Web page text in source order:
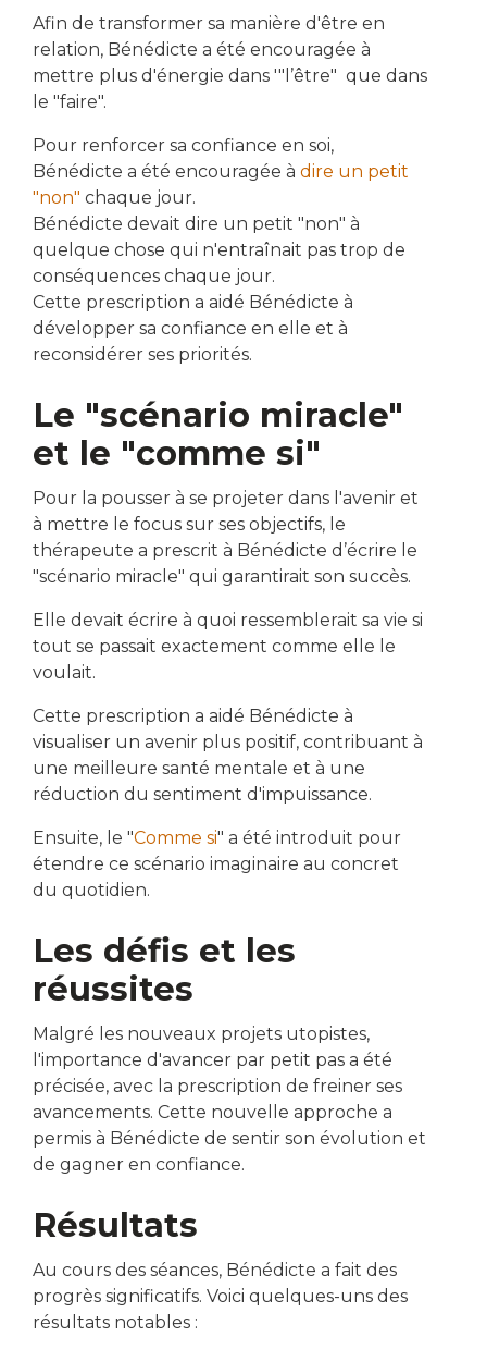
Afin de transformer sa manière d'être en
relation, Bénédicte a été encouragée à
mettre plus d'énergie dans '"l’être" que dans
le "faire".
Pour renforcer sa confiance en soi,
Bénédicte a été encouragée à dire un petit
"non" chaque jour.
Bénédicte devait dire un petit "non" à
quelque chose qui n'entraînait pas trop de
conséquences chaque jour.
Cette prescription a aidé Bénédicte à
développer sa confiance en elle et à
reconsidérer ses priorités.
Le "scénario miracle"
et le "comme si"
Pour la pousser à se projeter dans l'avenir et
à mettre le focus sur ses objectifs, le
thérapeute a prescrit à Bénédicte d’écrire le
"scénario miracle" qui garantirait son succès.
Elle devait écrire à quoi ressemblerait sa vie si
tout se passait exactement comme elle le
voulait.
Cette prescription a aidé Bénédicte à
visualiser un avenir plus positif, contribuant à
une meilleure santé mentale et à une
réduction du sentiment d'impuissance.
Ensuite, le "Comme si" a été introduit pour
étendre ce scénario imaginaire au concret
du quotidien.
Les défis et les
réussites
Malgré les nouveaux projets utopistes,
l'importance d'avancer par petit pas a été
précisée, avec la prescription de freiner ses
avancements. Cette nouvelle approche a
permis à Bénédicte de sentir son évolution et
de gagner en confiance.
Résultats
Au cours des séances, Bénédicte a fait des
progrès significatifs. Voici quelques-uns des
résultats notables :